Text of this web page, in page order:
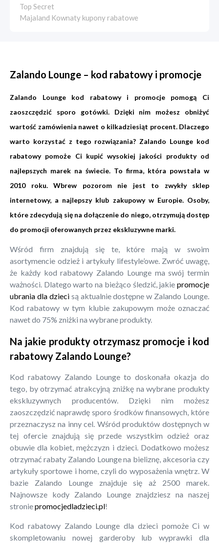
Top Secret
Majaland Kownaty kupony rabatowe
Zalando Lounge – kod rabatowy i promocje
Zalando Lounge kod rabatowy i promocje pomogą Ci
zaoszczędzić sporo gotówki. Dzięki nim możesz obniżyć
wartość zamówienia nawet o kilkadziesiąt procent. Dlaczego
warto korzystać z tego rozwiązania? Zalando Lounge kod
rabatowy pomoże Ci kupić wysokiej jakości produkty od
najlepszych marek na świecie. To firma, która powstała w
2010 roku. Wbrew pozorom nie jest to zwykły sklep
internetowy, a najlepszy klub zakupowy w Europie. Osoby,
które zdecydują się na dołączenie do niego, otrzymują dostęp
do promocji oferowanych przez ekskluzywne marki.
Wśród firm znajdują się te, które mają w swoim
asortymencie odzież i artykuły lifestyle’owe. Zwróć uwagę,
że każdy kod rabatowy Zalando Lounge ma swój termin
ważności. Dlatego warto na bieżąco śledzić, jakie promocje
ubrania dla dziecisą aktualnie dostępne w Zalando Lounge.
Kod rabatowy w tym klubie zakupowym może oznaczać
nawet do 75% zniżki na wybrane produkty.
Na jakie produkty otrzymasz promocje i kod
rabatowy Zalando Lounge?
Kod rabatowy Zalando Lounge to doskonała okazja do
tego, by otrzymać atrakcyjną zniżkę na wybrane produkty
ekskluzywnych producentów. Dzięki nim możesz
zaoszczędzić naprawdę sporo środków finansowych, które
przeznaczysz na inny cel. Wśród produktów dostępnych w
tej ofercie znajdują się przede wszystkim odzież oraz
obuwie dla kobiet, mężczyzn i dzieci. Dodatkowo możesz
otrzymać rabaty Zalando Lounge na bieliznę, akcesoria czy
artykuły sportowe i home, czyli do wyposażenia wnętrz. W
bazie Zalando Lounge znajduje się aż 2500 marek.
Najnowsze kody Zalando Lounge znajdziesz na naszej
stroniepromocjedladzieci.pl!
Kod rabatowy Zalando Lounge dla dzieci pomoże Ci w
skompletowaniu nowej garderoby lub wyprawki dla